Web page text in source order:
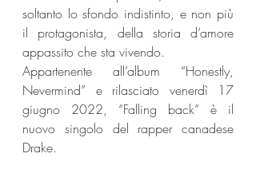
soltanto lo sfondo indistinto, e non più
il protagonista, della storia d’amore
appassito che sta vivendo.
Appartenente all’album “Honestly,
Nevermind” e rilasciato venerdì 17
giugno 2022, “Falling back” è il
nuovo singolo del rapper canadese
Drake.